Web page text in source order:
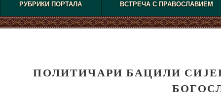
РУБРИКИ ПОРТАЛА ВСТРЕЧА С ПРАВОСЛАВИЕМ
ПОЛИТИЧАРИ БАЦИЛИ